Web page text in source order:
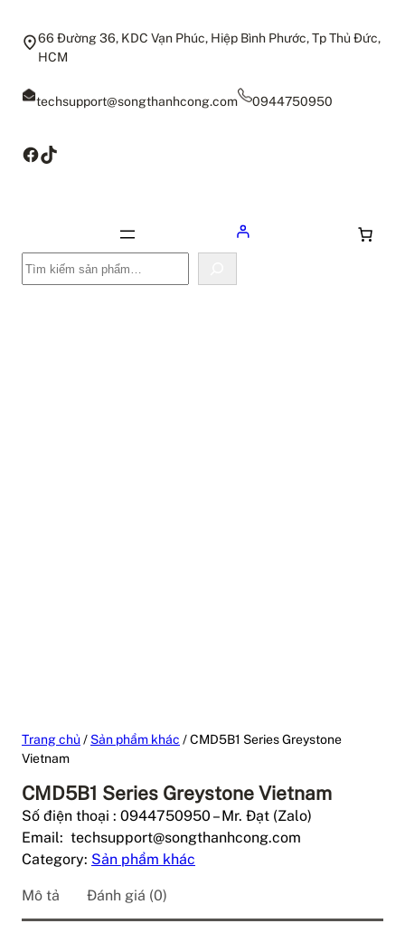
66 Đường 36, KDC Vạn Phúc, Hiệp Bình Phước, Tp Thủ Đức,
HCM
techsupport@songthanhcong.com 0944750950
Facebook
TikTok
Tìm
kiếm
Trang chủ / Sản phẩm khác / CMD5B1 Series Greystone
Vietnam
CMD5B1 Series Greystone Vietnam
Số điện thoại : 0944750950 – Mr. Đạt (Zalo)
Email: techsupport@songthanhcong.com
Category: Sản phẩm khác
Mô tả Đánh giá (0)